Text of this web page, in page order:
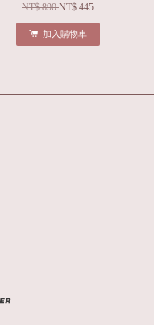
NT$ 890NT$ 445
加入購物車